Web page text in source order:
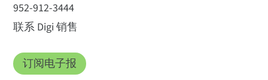
952-912-3444
联系 Digi 销售
订阅电子报